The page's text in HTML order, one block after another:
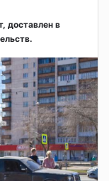
доставлен в